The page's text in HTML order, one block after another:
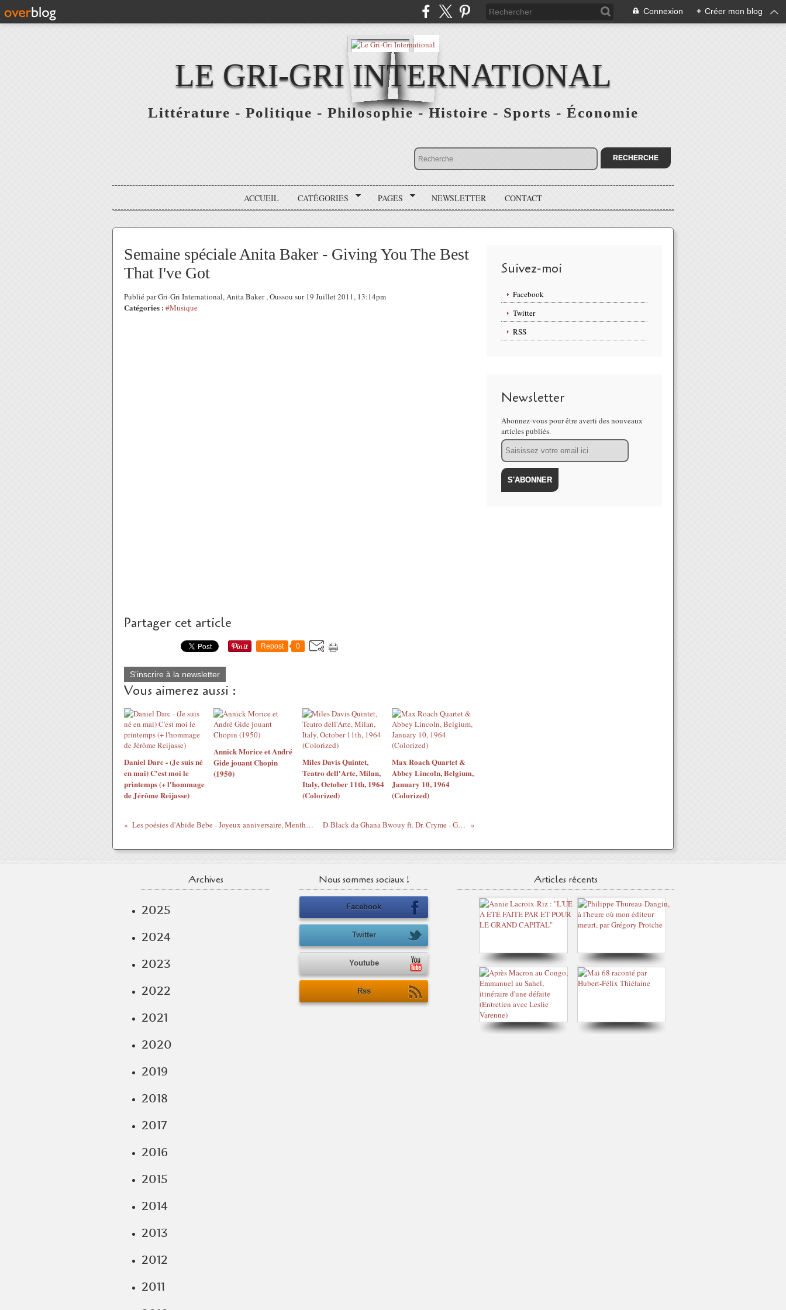
Connexion + Créer mon blog
LE GRI-GRI INTERNATIONAL
Littérature - Politique - Philosophie - Histoire - Sports - Économie
ACCUEIL CATÉGORIES PAGES NEWSLETTER CONTACT
Semaine spéciale Anita Baker - Giving You The Best
That I've Got
Publié par Gri-Gri International, Anita Baker , Oussou sur 19 Juillet 2011, 13:14pm
Catégories : #Musique
Partager cet article
Repost 0
S'inscrire à la newsletter
Vous aimerez aussi :
Daniel Darc - (Je suis né
en mai) C'est moi le
printemps (+ l'hommage
de Jérôme Reijasse)
Annick Morice et André
Gide jouant Chopin
(1950)
Miles Davis Quintet,
Teatro dell'Arte, Milan,
Italy, October 11th, 1964
(Colorized)
Max Roach Quartet &
Abbey Lincoln, Belgium,
January 10, 1964
(Colorized)
Les poésies d'Abide Bebe - Joyeux anniversaire, Menthe (Que tu me manques !) D-Black da Ghana Bwouy ft. Dr. Cryme - Get on da Dancefloor
Suivez-moi
Facebook
Twitter
RSS
Newsletter
Abonnez-vous pour être averti des nouveaux
articles publiés.
Email
Archives
2025
2024
2023
2022
2021
2020
2019
2018
2017
2016
2015
2014
2013
2012
2011
Nous sommes sociaux !
Facebook
Twitter
Youtube
Rss
Articles récents